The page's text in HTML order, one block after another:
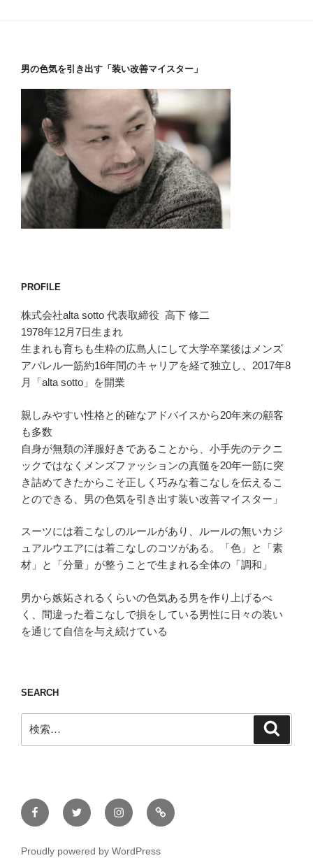
男の色気を引き出す「装い改善マイスター」
PROFILE
株式会社alta sotto 代表取締役 高下 修二
1978年12月7日生まれ
生まれも育ちも生粋の広島人にして大学卒業後はメンズ
アパレル一筋約16年間のキャリアを経て独立し、2017年8
月「alta sotto」を開業
親しみやすい性格と的確なアドバイスから20年来の顧客
も多数
自身が無類の洋服好きであることから、小手先のテクニ
ックではなくメンズファッションの真髄を20年一筋に突
き詰めてきたからこそ正しく巧みな着こなしを伝えるこ
とのできる、男の色気を引き出す装い改善マイスター」
スーツには着こなしのルールがあり、ルールの無いカジ
ュアルウエアには着こなしのコツがある。「色」と「素
材」と「分量」が整うことで生まれる全体の「調和」
男から嫉妬されるくらいの色気ある男を作り上げるべ
く、間違った着こなしで損をしている男性に日々の装い
を通じて自信を与え続けている
SEARCH
索:
FacebookTwitter InstagramONLINE
STORE
Proudly powered by WordPress